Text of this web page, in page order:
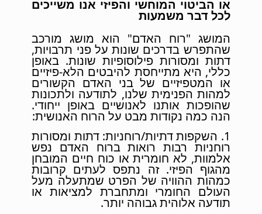
או הביטוי המוחשי והפיזי אנו משייכים
לכל דבר משמעות
המושג "רוח האדם" הוא מושג מורכב
שהתפרש בדרכים שונות על פני תרבויות,
דתות ומסורות פילוסופיות שונות. באופן
כללי, היא מתייחסת להיבטים הלא-פיזיים
או המטפיזיים של בני האדם הקשורים
למהות הפנימית שלנו, לתודעה ולתכונות
שהופכות אותנו לאנושיים באופן ייחודי.
הנה כמה נקודות מבט על הרוח האנושית:
1. השקפות דתיות/רוחניות: דתות ומסורות
רוחניות רבות רואות ברוח האדם נפש
אלמוות, לא חומרית או כוח חיים המובחן
מהגוף הפיזי. זה נתפס לעתים קרובות
כמהות ההוויה של הפרט שמתעלה מעל
העולם החומרי ומתחברת למציאות או
תודעה אלוהית גבוהה יותר.